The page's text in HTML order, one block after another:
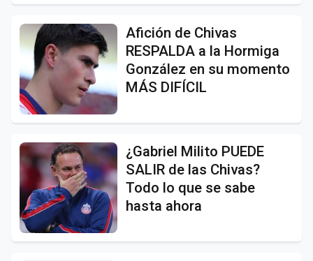
Afición de Chivas
RESPALDA a la Hormiga
González en su momento
MÁS DIFÍCIL
¿Gabriel Milito PUEDE
SALIR de las Chivas?
Todo lo que se sabe
hasta ahora